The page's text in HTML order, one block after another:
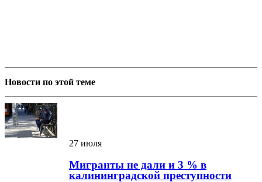
Новости по этой теме
27 июля
Мигранты не дали и 3 % в
калининградской преступности